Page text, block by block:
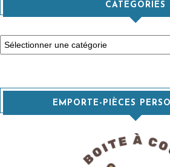
CATÉGORIES
Catégories
EMPORTE-PIÈCES